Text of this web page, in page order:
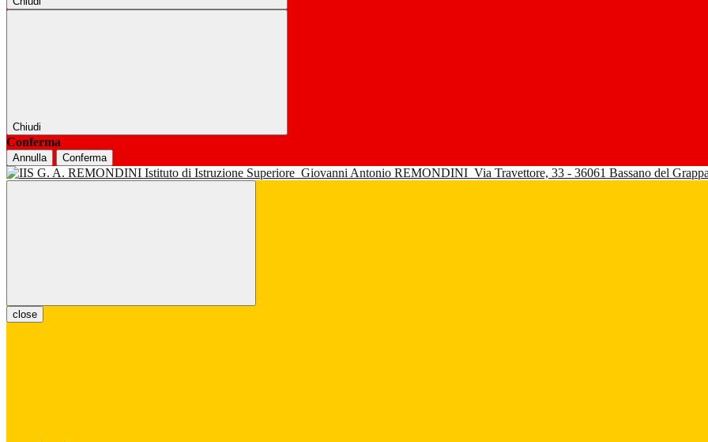
Chiudi
Conferma
Annulla Conferma
Istituto di Istruzione Superiore Giovanni Antonio REMONDINI Via Travettore, 33 - 36061 Bassano del
close